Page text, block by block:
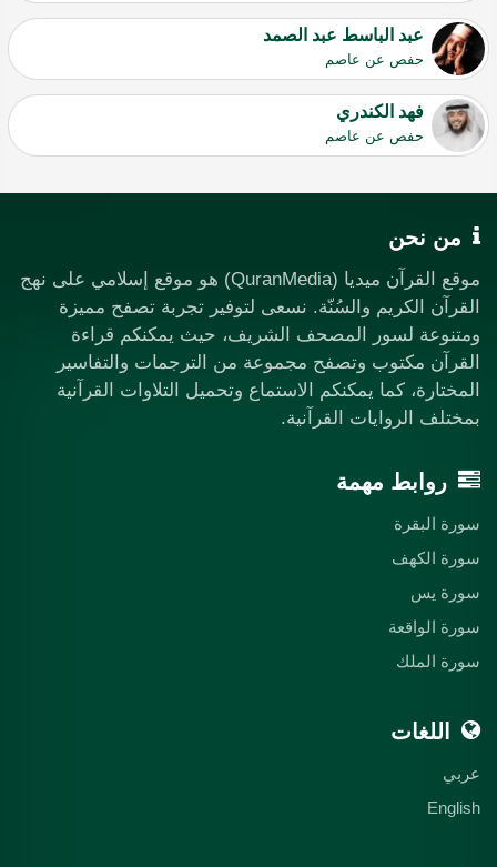
عبد الباسط عبد الصمد
حفص عن عاصم
فهد الكندري
حفص عن عاصم
من نحن
موقع القرآن ميديا (QuranMedia) هو موقع إسلامي على نهج
القرآن الكريم والسُنّة. نسعى لتوفير تجربة تصفح مميزة
ومتنوعة لسور المصحف الشريف، حيث يمكنكم قراءة
القرآن مكتوب وتصفح مجموعة من الترجمات والتفاسير
المختارة، كما يمكنكم الاستماع وتحميل التلاوات القرآنية
بمختلف الروايات القرآنية.
روابط مهمة
سورة البقرة
سورة الكهف
سورة يس
سورة الواقعة
سورة الملك
اللغات
عربي
English